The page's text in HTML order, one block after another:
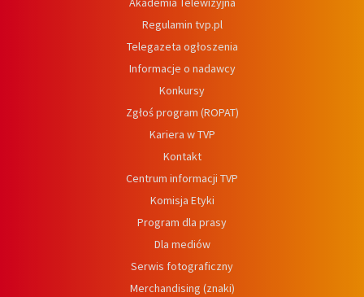
Regulamin tvp.pl
Telegazeta ogłoszenia
Informacje o nadawcy
Konkursy
Zgłoś program (ROPAT)
Kariera w TVP
Kontakt
Centrum informacji TVP
Komisja Etyki
Program dla prasy
Dla mediów
Serwis fotograficzny
Merchandising (znaki)